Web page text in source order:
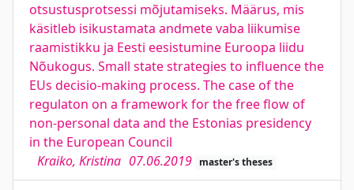
otsustusprotsessi mõjutamiseks. Määrus, mis
käsitleb isikustamata andmete vaba liikumise
raamistikku ja Eesti eesistumine Euroopa liidu
Nõukogus. Small state strategies to influence the
EUs decisio-making process. The case of the
regulaton on a framework for the free flow of
non-personal data and the Estonias presidency
in the European Council
Kraiko, Kristina 07.06.2019 master's theses